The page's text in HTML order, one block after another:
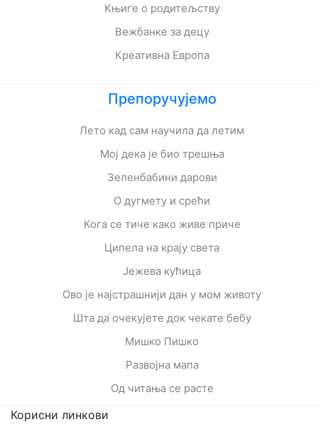
Књиге о родитељству
Вежбанке за децу
Креативна Европа
Препоручујемо
Лето кад сам научила да летим
Мој дека је био трешња
Зеленбабини дарови
О дугмету и срећи
Кога се тиче како живе приче
Ципела на крају света
Јежева кућица
Ово је најстрашнији дан у мом животу
Шта да очекујете док чекате бебу
Мишко Пишко
Развојна мапа
Од читања се расте
Корисни линкови